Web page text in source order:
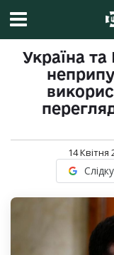
Україна та
14 Квітня